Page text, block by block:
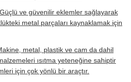
ve güvenilir eklemler sağlayarak
metal parçaları kaynaklamak için
metal, plastik ve cam da dahil
ısıtma yeteneğine sahiptir
için çok yönlü bir araçtır.